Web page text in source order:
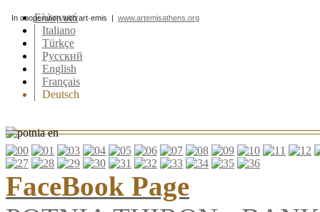
Ελληνικά
Italiano
Türkçe
Pусский
English
Français
Deutsch
FaceBook Page
In cooperation with art·emis | www.artemisathens.org